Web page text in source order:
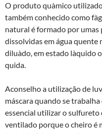
O produto quà­mico
também conhecido como
natural é formado por umas
dissolvidas em água quente
diluà­do, em estado là­quido
quida.
Aconselho a utilização de
máscara quando se
essencial utilizar o sulfureto
ventilado porque o cheiro é